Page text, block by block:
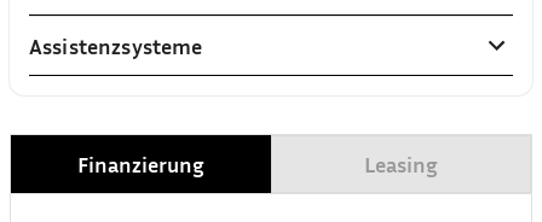
Assistenzsysteme
Finanzierung Leasing